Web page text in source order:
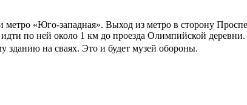
«Юго-западная». Выход из метро в сторону
по ней около 1 км до проезда Олимпийской
зданию на сваях. Это и будет музей обороны.